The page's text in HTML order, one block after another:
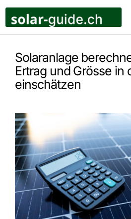
Zum
Inhalt
Solaranlage
Ertrag und Grösse in
einschätzen